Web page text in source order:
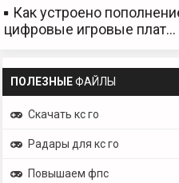
Как устроено
цифровые игровые плат…
ПОЛЕЗНЫЕФАЙЛЫ
Скачать кс го
Радары для кс го
Повышаем фпс